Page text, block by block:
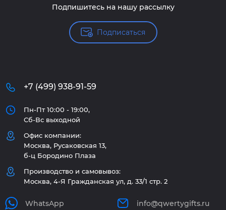
Подпишитесь на нашу рассылку
Подписаться
+7 (499) 938-91-59
Пн-Пт 10:00 - 19:00,
Сб-Вс выходной
Офис компании:
Москва, Русаковская 13,
б-ц Бородино Плаза
Производство и самовывоз:
Москва, 4-Я Гражданская ул, д. 33/1 стр. 2
WhatsApp info@qwertygifts.ru